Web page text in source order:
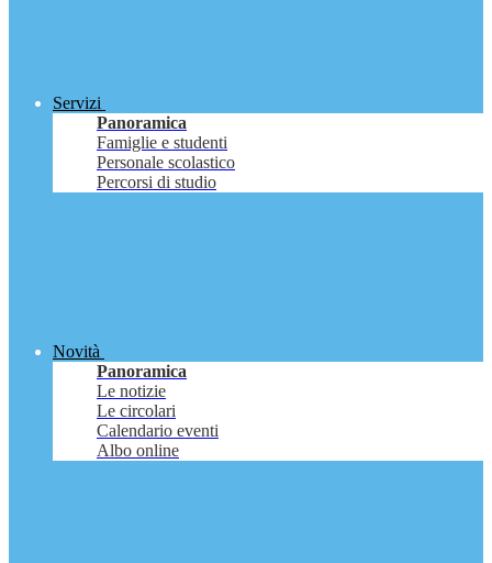
Servizi
Panoramica
Famiglie e studenti
Personale scolastico
Percorsi di studio
Novità
Panoramica
Le notizie
Le circolari
Calendario eventi
Albo online